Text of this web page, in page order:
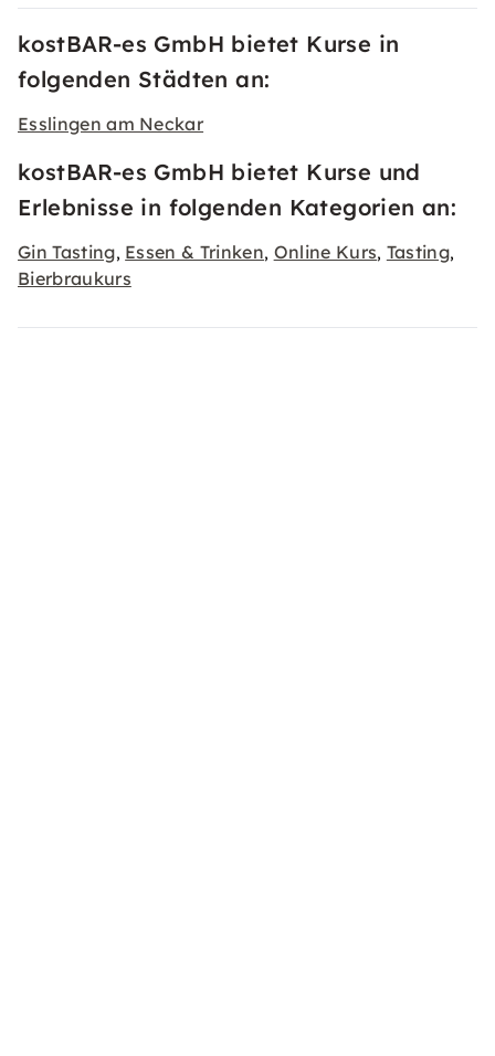
kostBAR-es GmbH bietet Kurse in
folgenden Städten an:
Esslingen am Neckar
kostBAR-es GmbH bietet Kurse und
Erlebnisse in folgenden Kategorien an:
Gin Tasting, Essen & Trinken, Online Kurs, Tasting,
Bierbraukurs